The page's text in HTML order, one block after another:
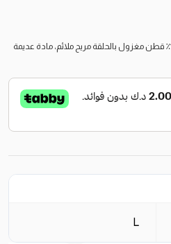
165 جرام لكل متر مربع وزن القماش 100٪ قطن مغزول بالحلقة مريح ملائم، مادة عديمة
L